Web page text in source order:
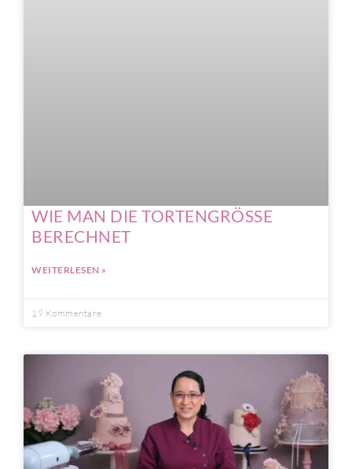
WIE MAN DIE TORTENGRÖSSE
BERECHNET
WEITERLESEN »
19 Kommentare